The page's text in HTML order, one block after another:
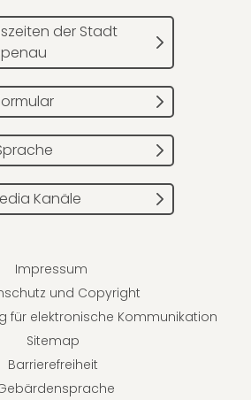
der Stadt
Kanäle
Impressum
und Copyright
für elektronische Kommunikation
Sitemap
Barrierefreiheit